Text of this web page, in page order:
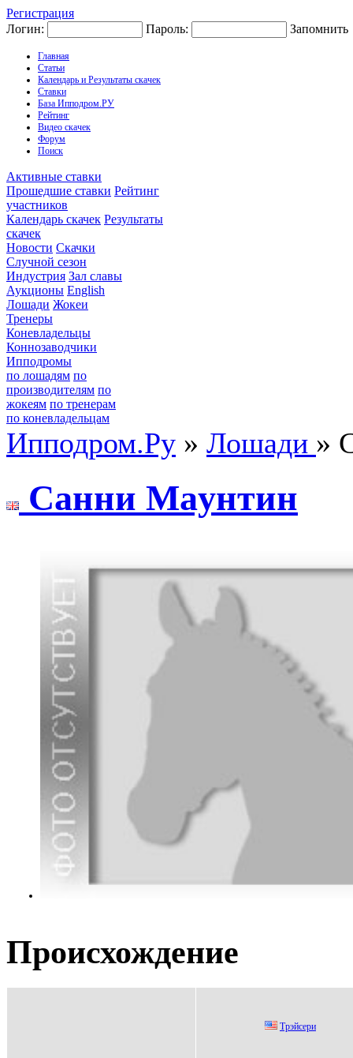
Регистрация
Логин:
Пароль: Запомнить
Главная
Статьи
Календарь и Результаты скачек
Ставки
База Ипподром.РУ
Рейтинг
Видео скачек
Форум
Поиск
Активные ставки
Прошедшие ставки Рейтинг
участников
Календарь скачек Результаты
скачек
Новости Скачки
Случной сезон
Индустрия Зал славы
Аукционы English
Лошади Жокеи
Тренеры
Коневладельцы
Коннозаводчики
Ипподромы
по лошадям по
производителям по
жокеям по тренерам
по коневладельцам
Ипподром.Ру » Лошади »
Сaнни Мaунтин
Происхождение
Трэйсeри